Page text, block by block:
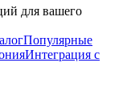
для вашего
Популярные
Интеграция с